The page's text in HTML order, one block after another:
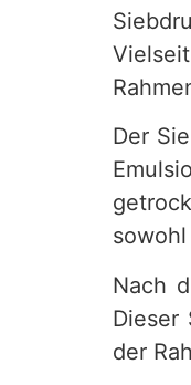
Der
Nach
Dieser
der